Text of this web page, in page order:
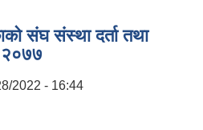
संघ संस्था दर्ता तथा
२०७७
2022 - 16:44